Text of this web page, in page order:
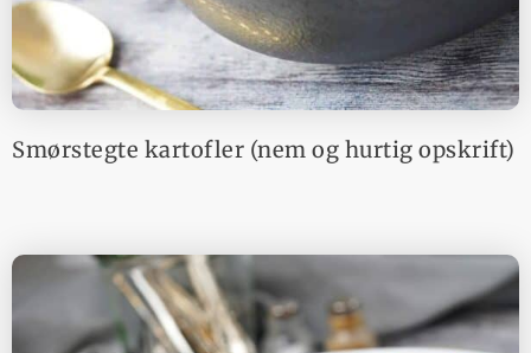
Smørstegte kartofler (nem og hurtig opskrift)